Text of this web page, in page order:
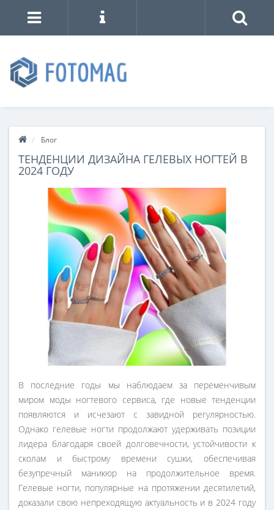
Блог
ТЕНДЕНЦИИ ДИЗАЙНА ГЕЛЕВЫХ НОГТЕЙ В
2024 ГОДУ
В последние годы мы наблюдаем за переменчивым
миром моды ногтевого сервиса, где новые тенденции
появляются и исчезают с завидной регулярностью.
Однако гелевые ногти продолжают удерживать позиции
лидера благодаря своей долговечности, устойчивости к
сколам и быстрому времени сушки, обеспечивая
безупречный маникюр на продолжительное время.
Гелевые ногти, популярные на протяжении десятилетий,
доказали свою непреходящую актуальность и в 2024 году